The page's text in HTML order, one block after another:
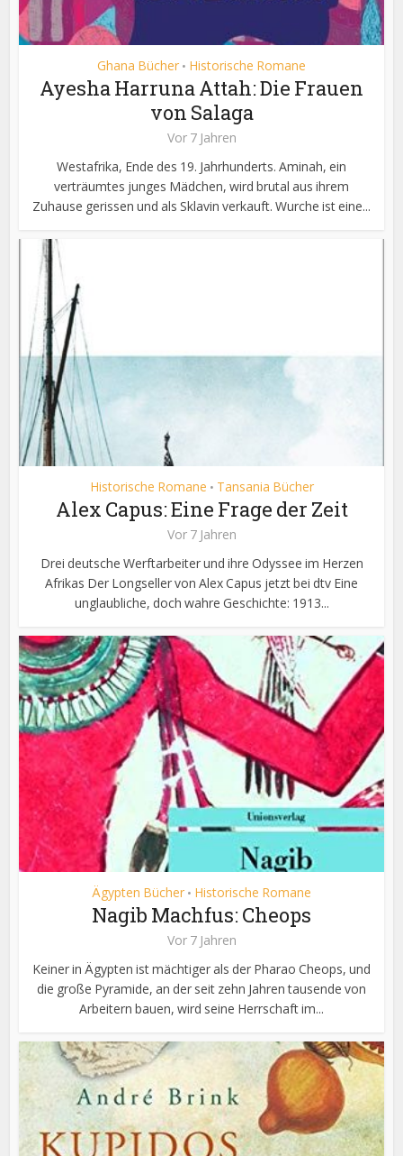
Ghana Bücher • Historische Romane
Ayesha Harruna Attah: Die Frauen
von Salaga
Vor 7 Jahren
Westafrika, Ende des 19. Jahrhunderts. Aminah, ein
verträumtes junges Mädchen, wird brutal aus ihrem
Zuhause gerissen und als Sklavin verkauft. Wurche ist eine...
Historische Romane • Tansania Bücher
Alex Capus: Eine Frage der Zeit
Vor 7 Jahren
Drei deutsche Werftarbeiter und ihre Odyssee im Herzen
Afrikas Der Longseller von Alex Capus jetzt bei dtv Eine
unglaubliche, doch wahre Geschichte: 1913...
Ägypten Bücher • Historische Romane
Nagib Machfus: Cheops
Vor 7 Jahren
Keiner in Ägypten ist mächtiger als der Pharao Cheops, und
die große Pyramide, an der seit zehn Jahren tausende von
Arbeitern bauen, wird seine Herrschaft im...